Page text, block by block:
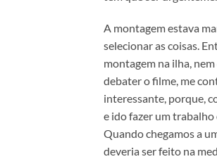
A montagem estava
selecionar as coisas.
montagem na ilha,
debater o filme, me
interessante, porque,
e ido fazer um trabalho
Quando chegamos a
deveria ser feito na